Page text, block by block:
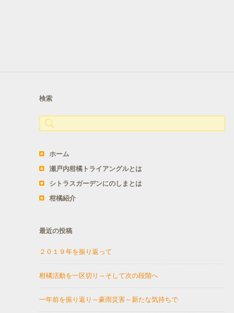
検索
検
索:
ホーム
瀬戸内柑橘トライアングルとは
シトラスガーデンにのしまとは
柑橘紹介
最近の投稿
２０１９年を振り返って
柑橘活動を一区切り～そして次の段階へ
一年前を振り返り～豪雨災害～新たな気持ちで